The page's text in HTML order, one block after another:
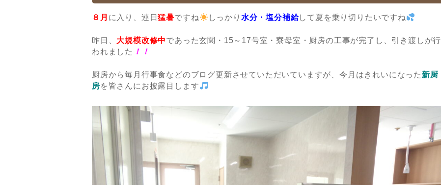
８月 に入り、連日猛暑ですね しっかり 水分・塩分補給して夏を乗り切りたいですね
昨日、 大規模改修中であった玄関・15～17号室・寮母室・厨房の工事が完了し、引き渡しが行
われました ！！
厨房から毎月行事食などのブログ更新させていただいていますが、今月はきれいになった 新厨
房を皆さんにお披露目します